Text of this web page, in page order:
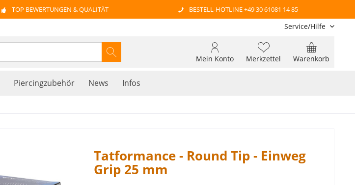
TOP BEWERTUNGEN & QUALITÄT BESTELL-HOTLINE +49 30 61081 14 85
Service/Hilfe
Warenkorb
Merkzettel
Mein Konto
Piercingzubehör News Infos
Tatformance - Round Tip - Einweg
Grip 25 mm